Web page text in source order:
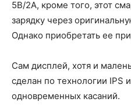
5В/2А, кроме того, этот
зарядку через
Однако приобретать ее
Сам дисплей, хотя и
сделан по технологии IPS
одновременных касаний.